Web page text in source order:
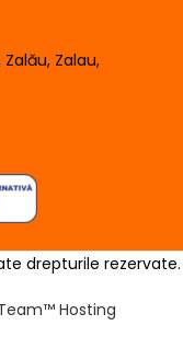
Zalau,
drepturile rezervate.
Hosting